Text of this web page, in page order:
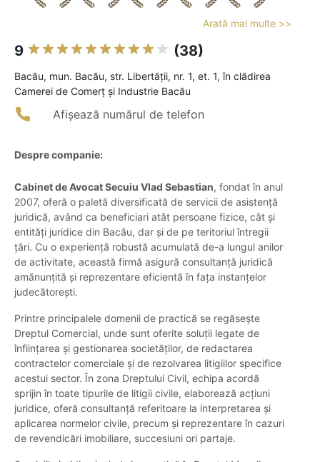
Arată mai multe >>
9 (38)
Bacău, mun. Bacău, str. Libertății, nr. 1, et. 1, în clădirea
Camerei de Comerț și Industrie Bacău
Afișează numărul de telefon
Despre companie:
Cabinet de Avocat Secuiu Vlad Sebastian, fondat în anul
2007, oferă o paletă diversificată de servicii de asistență
juridică, având ca beneficiari atât persoane fizice, cât și
entități juridice din Bacău, dar și de pe teritoriul întregii
țări. Cu o experiență robustă acumulată de-a lungul anilor
de activitate, această firmă asigură consultanță juridică
amănunțită și reprezentare eficientă în fața instanțelor
judecătorești.
Printre principalele domenii de practică se regăsește
Dreptul Comercial, unde sunt oferite soluții legate de
înființarea și gestionarea societăților, de redactarea
contractelor comerciale și de rezolvarea litigiilor specifice
acestui sector. În zona Dreptului Civil, echipa acordă
sprijin în toate tipurile de litigii civile, elaborează acțiuni
juridice, oferă consultanță referitoare la interpretarea și
aplicarea normelor civile, precum și reprezentare în cazuri
de revendicări imobiliare, succesiuni ori partaje.